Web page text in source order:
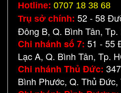
Hotline: 0707 18 38 68
Trụ sở chính: 52 - 58
Đông B, Q. Bình Tân, Tp.
Chi nhánh số 7: 51 - 55
Lạc A, Q. Bình Tân, Tp.
Chi nhánh Thủ Đức:
Bình Phước, Q. Thủ Đức,